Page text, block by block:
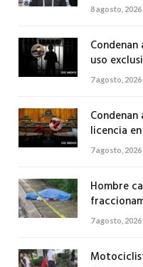
8 agosto, 2026
uso
7 agosto, 2026
licencia
7 agosto, 2026
Hombre
7 agosto, 2026